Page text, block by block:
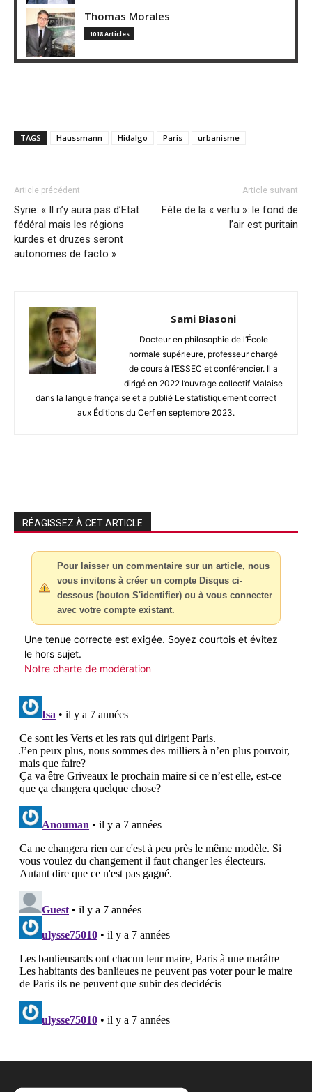
Thomas Morales
1018 Articles
TAGS Haussmann Hidalgo Paris urbanisme
Article précédent
Syrie: « Il n’y aura pas d’Etat
fédéral mais les régions
kurdes et druzes seront
autonomes de facto »
Article suivant
Fête de la « vertu »: le fond de
l’air est puritain
Sami Biasoni
Docteur en philosophie de l’École
normale supérieure, professeur chargé
de cours à l’ESSEC et conférencier. Il a
dirigé en 2022 l’ouvrage collectif Malaise
dans la langue française et a publié Le statistiquement correct
aux Éditions du Cerf en septembre 2023.
RÉAGISSEZ À CET ARTICLE
Pour laisser un commentaire sur un article, nous
vous invitons à créer un compte Disqus ci-
dessous (bouton S'identifier) ou à vous connecter
avec votre compte existant.
Une tenue correcte est exigée. Soyez courtois et évitez
le hors sujet.
Notre charte de modération